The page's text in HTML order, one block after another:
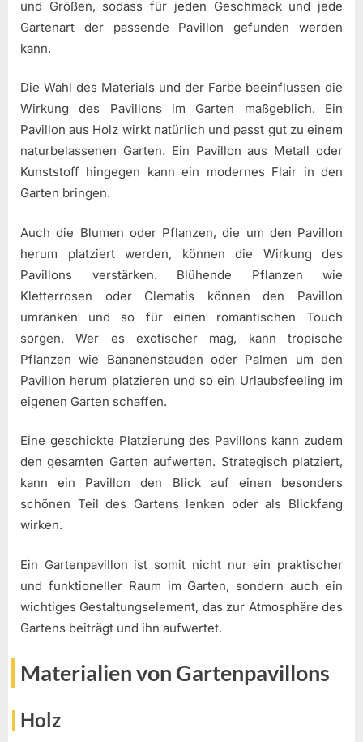
und Größen, sodass für jeden Geschmack und jede
Gartenart der passende Pavillon gefunden werden
kann.
Die Wahl des Materials und der Farbe beeinflussen die
Wirkung des Pavillons im Garten maßgeblich. Ein
Pavillon aus Holz wirkt natürlich und passt gut zu einem
naturbelassenen Garten. Ein Pavillon aus Metall oder
Kunststoff hingegen kann ein modernes Flair in den
Garten bringen.
Auch die Blumen oder Pflanzen, die um den Pavillon
herum platziert werden, können die Wirkung des
Pavillons verstärken. Blühende Pflanzen wie
Kletterrosen oder Clematis können den Pavillon
umranken und so für einen romantischen Touch
sorgen. Wer es exotischer mag, kann tropische
Pflanzen wie Bananenstauden oder Palmen um den
Pavillon herum platzieren und so ein Urlaubsfeeling im
eigenen Garten schaffen.
Eine geschickte Platzierung des Pavillons kann zudem
den gesamten Garten aufwerten. Strategisch platziert,
kann ein Pavillon den Blick auf einen besonders
schönen Teil des Gartens lenken oder als Blickfang
wirken.
Ein Gartenpavillon ist somit nicht nur ein praktischer
und funktioneller Raum im Garten, sondern auch ein
wichtiges Gestaltungselement, das zur Atmosphäre des
Gartens beiträgt und ihn aufwertet.
Materialien von Gartenpavillons
Holz